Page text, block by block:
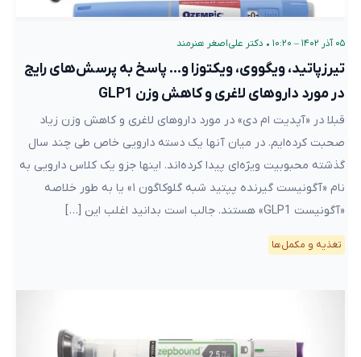
۰۵ آذر ۱۴۰۲ – ۱۰:۲۰ • دکتر علی‌اصغر هنرمند
تیرزپاتید، ویگووی، ویکتوزا و… پاسخ به پرسش‌های رایج
در مورد داروهای لاغری و کاهش وزن GLP1
قبلا در «آپدیت ام دی» در مورد داروهای لاغری و کاهش وزن زیاد
صحبت کرده‌ایم. در میان آنها یک دسته دارویی خاص طی چند سال
گذشته محبوبیت ویژه‌ای پیدا کرده‌اند. اینها جزو یک کلاس دارویی به
نام «آگونیست گیرنده پپتید شبه گلوکاگون ۱» یا به طور خلاصه
«آگونیست GLP1» هستند. جالب است بدانید اغلب این […]
تغذیه و مکمل‌ها